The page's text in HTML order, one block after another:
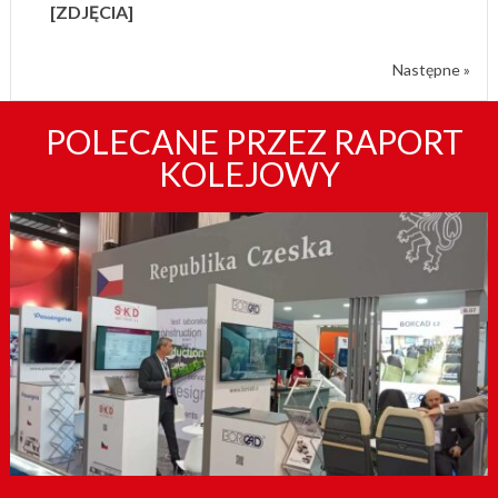
[ZDJĘCIA]
Następne »
POLECANE PRZEZ RAPORT
KOLEJOWY